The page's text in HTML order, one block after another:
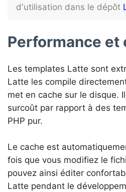
d'utilisation dans le dépôt
Performance et
Les templates Latte sont
Latte les compile
met en cache sur le disque.
surcoût par rapport à des
PHP pur.
Le cache est
fois que vous modifiez le
pouvez ainsi éditer
Latte pendant le